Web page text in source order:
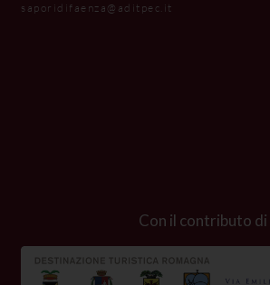
saporidifaenza@aditpec.it
Con il contributo di